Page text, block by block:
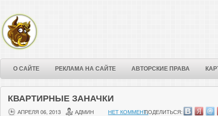
О САЙТЕ РЕКЛАМА НА САЙТЕ АВТОРСКИЕ ПРАВА
КВАРТИРНЫЕ ЗАНАЧКИ
АПРЕЛЯ 06, 2013 АДМИН НЕТ КОММЕНТ.ПОДЕЛИТЬСЯ: